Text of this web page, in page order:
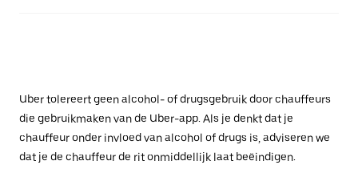
Uber tolereert geen alcohol- of drugsgebruik door chauffeurs
die gebruikmaken van de Uber-app. Als je denkt dat je
chauffeur onder invloed van alcohol of drugs is, adviseren we
dat je de chauffeur de rit onmiddellijk laat beëindigen.